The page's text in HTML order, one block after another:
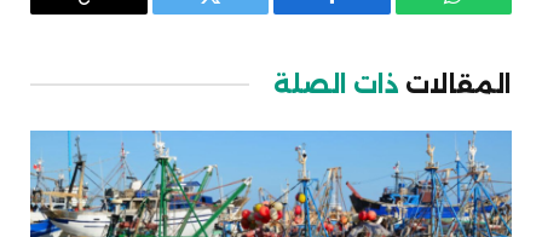
واتساب فيسبوك تويتر
Copy
المقالات ذات الصلة